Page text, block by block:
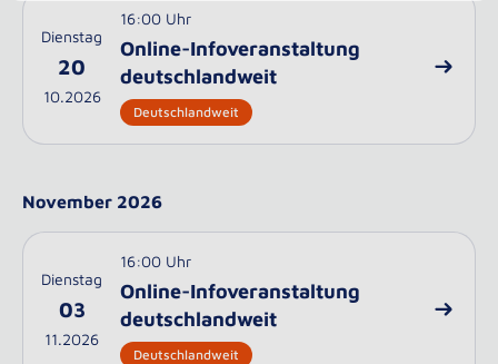
Dienstag
20
10.2026
16:00 Uhr
Online-Infoveranstaltung
deutschlandweit
Deutschlandweit
November 2026
Dienstag
03
11.2026
16:00 Uhr
Online-Infoveranstaltung
deutschlandweit
Deutschlandweit